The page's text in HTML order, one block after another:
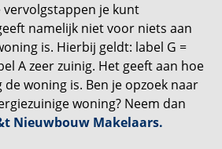
vervolgstappen je kunt
namelijk niet voor niets aan
is. Hierbij geldt: label G =
A zeer zuinig. Het geeft aan hoe
woning is. Ben je opzoek naar
woning? Neem dan
Nieuwbouw Makelaars.